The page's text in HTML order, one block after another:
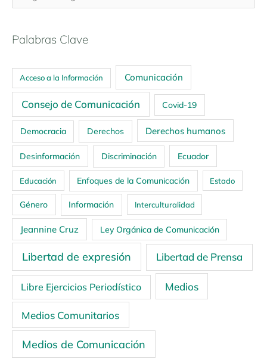
Palabras Clave
Acceso a la Información Comunicación
Consejo de Comunicación Covid-19
Democracia Derechos Derechos humanos
Desinformación Discriminación Ecuador
Educación Enfoques de la Comunicación Estado
Género Información Interculturalidad
Jeannine Cruz Ley Orgánica de Comunicación
Libertad de expresión Libertad de Prensa
Libre Ejercicios Periodístico Medios
Medios Comunitarios
Medios de Comunicación